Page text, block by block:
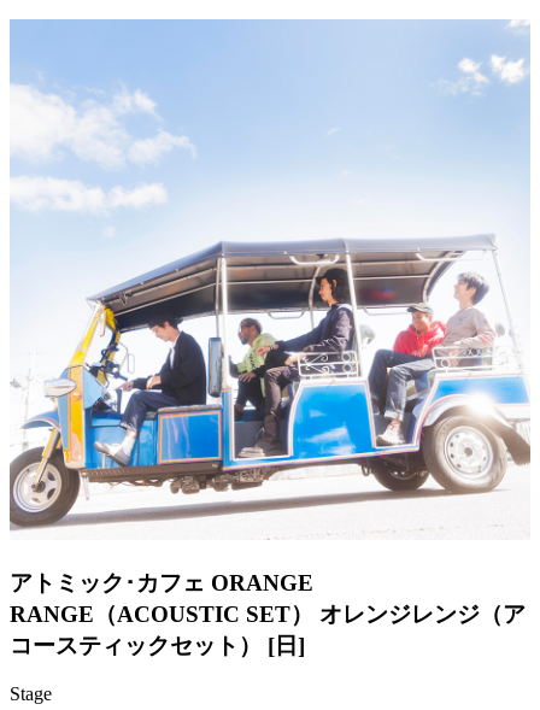
アトミック･カフェ ORANGE
RANGE（ACOUSTIC SET） オレンジレンジ（ア
コースティックセット） [日]
Stage